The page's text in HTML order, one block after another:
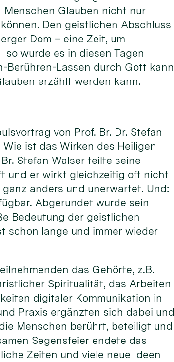
Menschen Glauben nicht nur
Den geistlichen Abschluss
Dom – eine Zeit, um
wurde es in diesen Tagen
Berühren-Lassen durch Gott kann
erzählt werden kann.
von Prof. Br. Dr. Stefan
ist das Wirken des Heiligen
Stefan Walser teilte seine
und er wirkt gleichzeitig oft nicht
anders und unerwartet. Und:
Abgerundet wurde sein
Bedeutung der geistlichen
schon lange und immer wieder
das Gehörte, z.B.
Spiritualität, das Arbeiten
digitaler Kommunikation in
Praxis ergänzten sich dabei und
Menschen berührt, beteiligt und
Segensfeier endete das
Zeiten und viele neue Ideen